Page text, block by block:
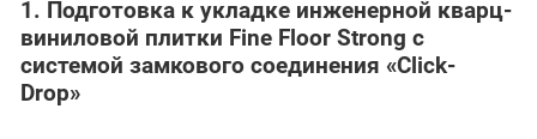
1. Подготовка к укладке инженерной кварц-
виниловой плитки Fine Floor Strong с
системой замкового соединения «Click-
Drop»